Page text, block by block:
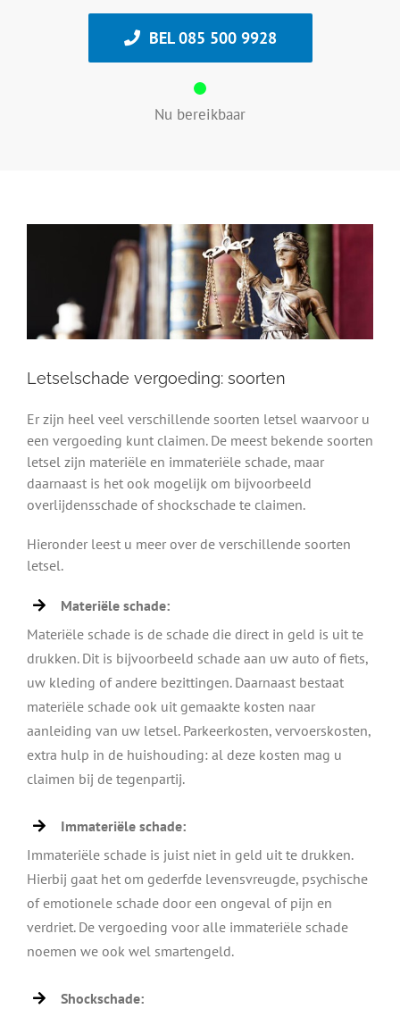
BEL 085 500 9928
Nu bereikbaar
Letselschade vergoeding: soorten
Er zijn heel veel verschillende soorten letsel waarvoor u
een vergoeding kunt claimen. De meest bekende soorten
letsel zijn materiële en immateriële schade, maar
daarnaast is het ook mogelijk om bijvoorbeeld
overlijdensschade of shockschade te claimen.
Hieronder leest u meer over de verschillende soorten
letsel.
Materiële schade:
Materiële schade is de schade die direct in geld is uit te
drukken. Dit is bijvoorbeeld schade aan uw auto of fiets,
uw kleding of andere bezittingen. Daarnaast bestaat
materiële schade ook uit gemaakte kosten naar
aanleiding van uw letsel. Parkeerkosten, vervoerskosten,
extra hulp in de huishouding: al deze kosten mag u
claimen bij de tegenpartij.
Immateriële schade:
Immateriële schade is juist niet in geld uit te drukken.
Hierbij gaat het om gederfde levensvreugde, psychische
of emotionele schade door een ongeval of pijn en
verdriet. De vergoeding voor alle immateriële schade
noemen we ook wel smartengeld.
Shockschade: